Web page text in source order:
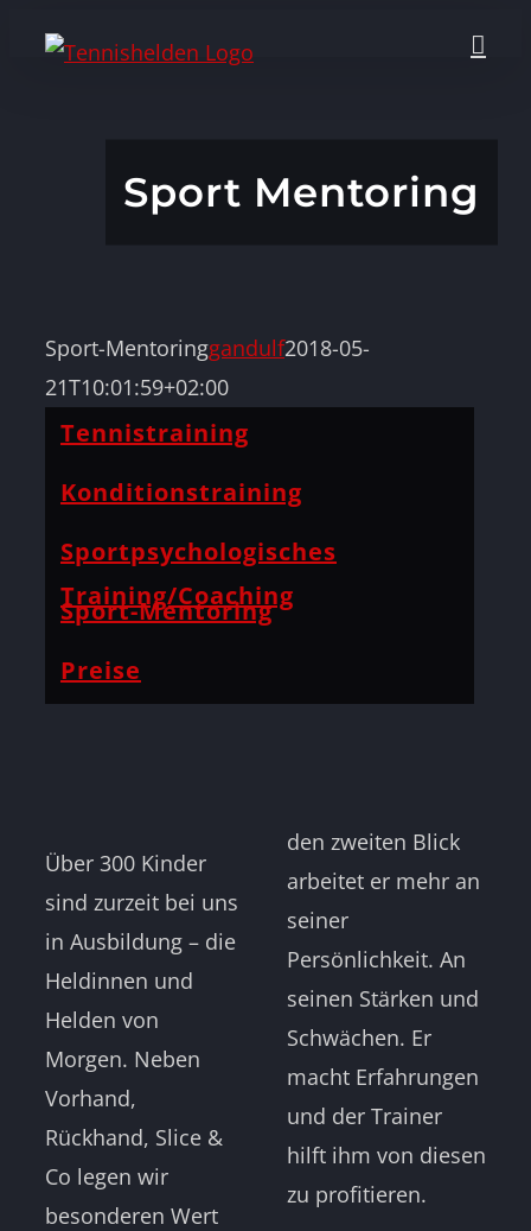
Zum
Inhalt
Sport Mentoring
Sport-Mentoringgandulf2018-05-
21T10:01:59+02:00
Tennistraining
Konditionstraining
Sportpsychologisches
Training/Coaching
Sport-Mentoring
Preise
Über 300 Kinder
sind zurzeit bei uns
in Ausbildung – die
Heldinnen und
Helden von
Morgen. Neben
Vorhand,
Rückhand, Slice &
Co legen wir
besonderen Wert
den zweiten Blick
arbeitet er mehr an
seiner
Persönlichkeit. An
seinen Stärken und
Schwächen. Er
macht Erfahrungen
und der Trainer
hilft ihm von diesen
zu profitieren.